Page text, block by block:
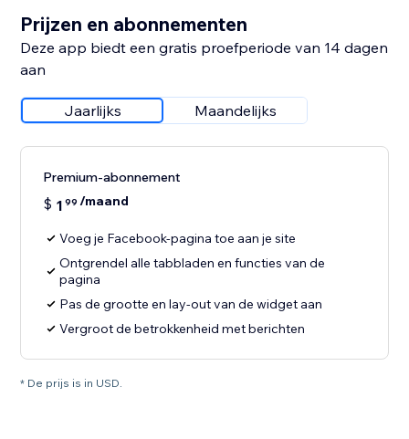
Prijzen en abonnementen
Deze app biedt een gratis proefperiode van 14 dagen
aan
Jaarlijks Maandelijks
Premium-abonnement
$ 1 99 /maand
Voeg je Facebook-pagina toe aan je site
Ontgrendel alle tabbladen en functies van de
pagina
Pas de grootte en lay-out van de widget aan
Vergroot de betrokkenheid met berichten
* De prijs is in USD.